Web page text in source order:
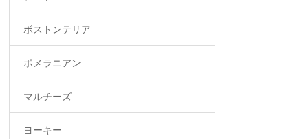
ボストンテリア
ポメラニアン
マルチーズ
ヨーキー